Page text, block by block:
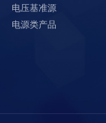
电压基准源
电源类产品